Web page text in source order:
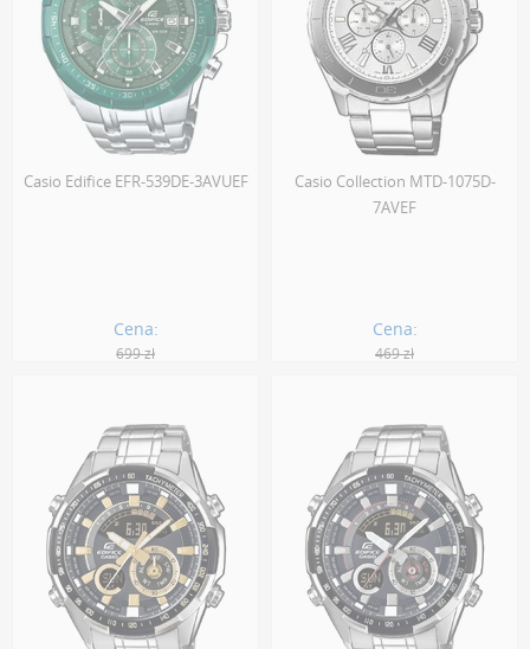
Casio Edifice EFR-539DE-3AVUEF
Cena:
699 zł
Casio Collection MTD-1075D-
7AVEF
Cena:
469 zł